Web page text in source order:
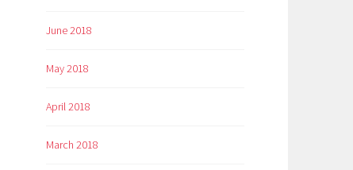
June 2018
May 2018
April 2018
March 2018